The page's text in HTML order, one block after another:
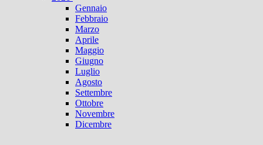
Gennaio
Febbraio
Marzo
Aprile
Maggio
Giugno
Luglio
Agosto
Settembre
Ottobre
Novembre
Dicembre